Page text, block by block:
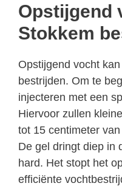
Opstijgend
Stokkem
Opstijgend vocht
bestrijden. Om te
injecteren met een
Hiervoor zullen
tot 15 centimeter
De gel dringt diep in
hard. Het stopt het
efficiënte